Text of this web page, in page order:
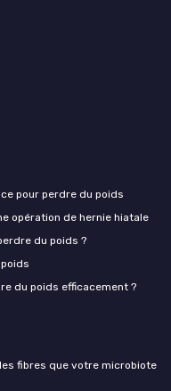
pour perdre du poids
opération de hernie hiatale
du poids ?
du poids efficacement ?
fibres que votre microbiote